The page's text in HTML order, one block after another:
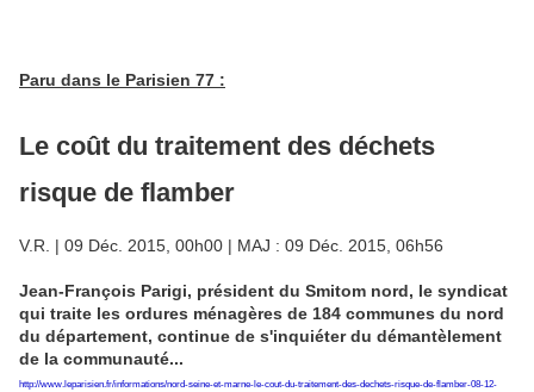
Paru dans le Parisien 77 :
Le coût du traitement des déchets
risque de flamber
V.R. | 09 Déc. 2015, 00h00 | MAJ : 09 Déc. 2015, 06h56
Jean-François Parigi, président du Smitom nord, le syndicat
qui traite les ordures ménagères de 184 communes du nord
du département, continue de s'inquiéter du démantèlement
de la communauté...
http://www.leparisien.fr/informations/nord-seine-et-marne-le-cout-du-traitement-des-dechets-risque-de-flamber-08-12-